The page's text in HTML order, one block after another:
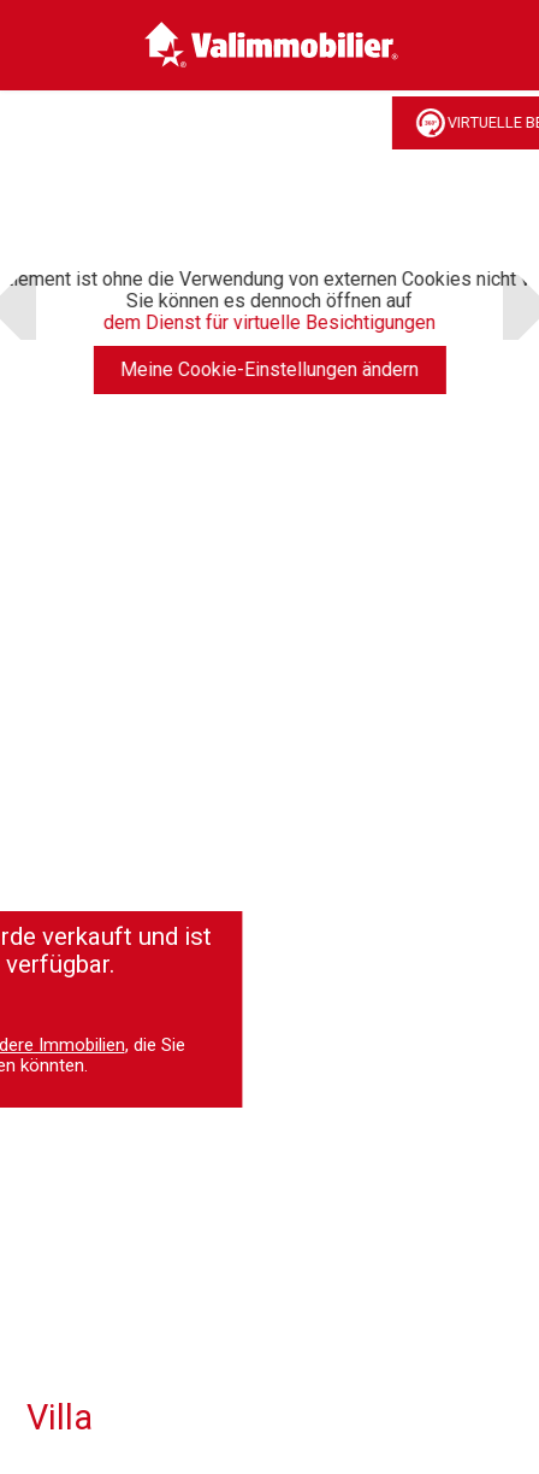
VIRTUELLE
ist ohne die Verwendung von externen Cookies nicht
Sie können es dennoch öffnen auf
dem Dienst für virtuelle Besichtigungen
Meine Cookie-Einstellungen ändern
verkauft und ist
Immobilien, die Sie
könnten.
Villa